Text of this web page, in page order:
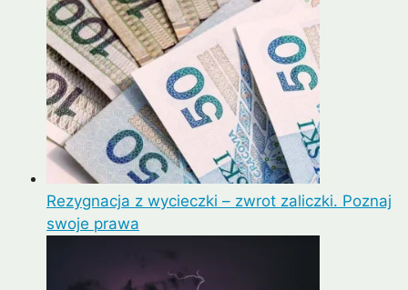
Rezygnacja z wycieczki – zwrot zaliczki. Poznaj
swoje prawa